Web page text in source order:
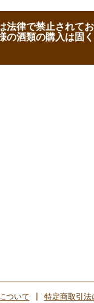
律で禁止されてお
の酒類の購入は固く
ついて 特定商取引法